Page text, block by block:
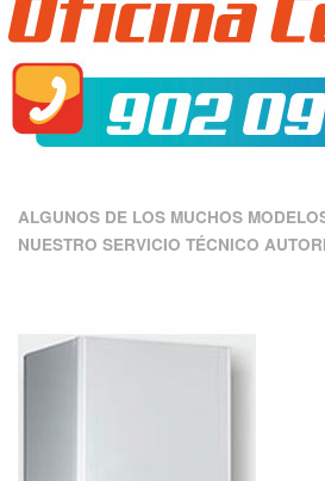
ALGUNOS DE LOS MUCHOS
NUESTRO SERVICIO TÉCNICO